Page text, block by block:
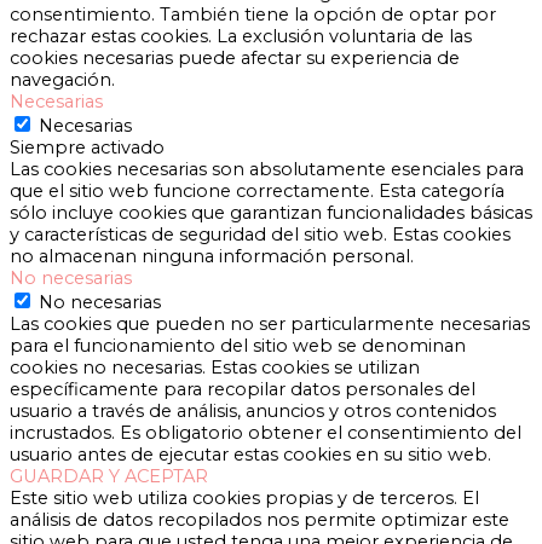
consentimiento. También tiene la opción de optar por
rechazar estas cookies. La exclusión voluntaria de las
cookies necesarias puede afectar su experiencia de
navegación.
Necesarias
Necesarias
Siempre activado
Las cookies necesarias son absolutamente esenciales para
que el sitio web funcione correctamente. Esta categoría
sólo incluye cookies que garantizan funcionalidades básicas
y características de seguridad del sitio web. Estas cookies
no almacenan ninguna información personal.
No necesarias
No necesarias
Las cookies que pueden no ser particularmente necesarias
para el funcionamiento del sitio web se denominan
cookies no necesarias. Estas cookies se utilizan
específicamente para recopilar datos personales del
usuario a través de análisis, anuncios y otros contenidos
incrustados. Es obligatorio obtener el consentimiento del
usuario antes de ejecutar estas cookies en su sitio web.
GUARDAR Y ACEPTAR
Este sitio web utiliza cookies propias y de terceros. El
análisis de datos recopilados nos permite optimizar este